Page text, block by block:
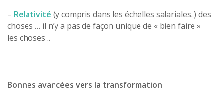
– Relativité (y compris dans les échelles salariales..) des
choses … il n’y a pas de façon unique de « bien faire »
les choses ..
Bonnes avancées vers la transformation !